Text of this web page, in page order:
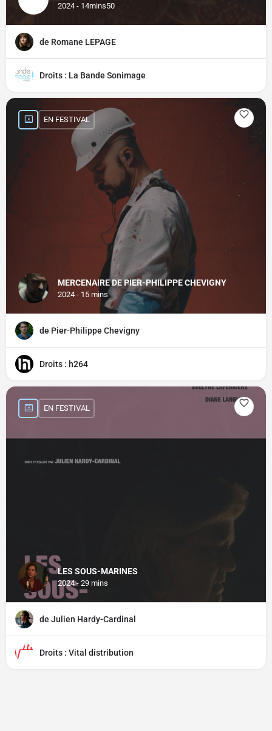
2024 - 14mins50
de Romane LEPAGE
Droits : La Bande Sonimage
MERCENAIRE DE PIER-PHILIPPE CHEVIGNY
2024 - 15 mins
EN FESTIVAL
de Pier-Philippe Chevigny
Droits : h264
LES SOUS-MARINES
2024 - 29 mins
EN FESTIVAL
de Julien Hardy-Cardinal
Droits : Vital distribution